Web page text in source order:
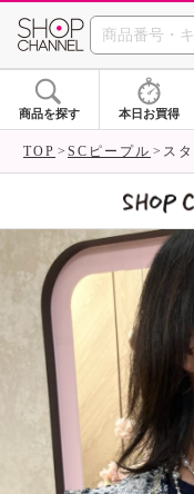
商品を探す 本日お買得
TOP SCピープル ス